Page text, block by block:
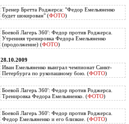
Тренер Бретта Роджерса: "Федор Емельяненко
будет шокирован" (ФОТО)
Боевой Лагерь 360': Федор против Роджерса.
Утренняя тренировка Федора Емельяненко
(продолжение) (ФОТО)
28.10.2009
Иван Емельяненко выиграл чемпионат Санкт-
Петербурга по рукопашному бою. (ФОТО)
Боевой Лагерь 360': Федор против Роджерса.
Тренировка Федора Емельяненко. (ФОТО)
Боевой Лагерь 360': Федор против Роджерса.
Федор Емельяненко и его близкие. (ФОТО)